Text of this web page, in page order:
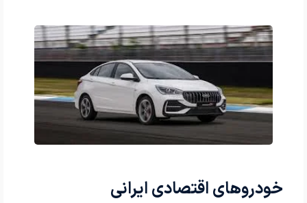
خودروهای اقتصادی ایرانی